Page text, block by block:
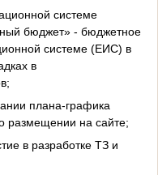
системе
бюджет» - бюджетное
системе (ЕИС) в
в
плана-графика
размещении на сайте;
в разработке ТЗ и